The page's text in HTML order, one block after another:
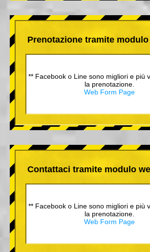
Prenotazione tramite
** Facebook o Line sono migliori e più
la prenotazione.
Web Form Page
Contattaci tramite modulo
** Facebook o Line sono migliori e più
la prenotazione.
Web Form Page